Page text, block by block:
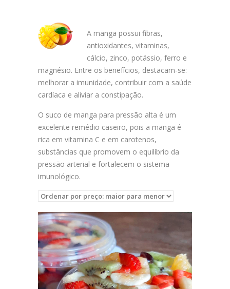
A manga possui fibras,
antioxidantes, vitaminas,
cálcio, zinco, potássio, ferro e
magnésio. Entre os benefícios, destacam-se:
melhorar a imunidade, contribuir com a saúde
cardíaca e aliviar a constipação.
O suco de manga para pressão alta é um
excelente remédio caseiro, pois a manga é
rica em vitamina C e em carotenos,
substâncias que promovem o equilíbrio da
pressão arterial e fortalecem o sistema
imunológico.